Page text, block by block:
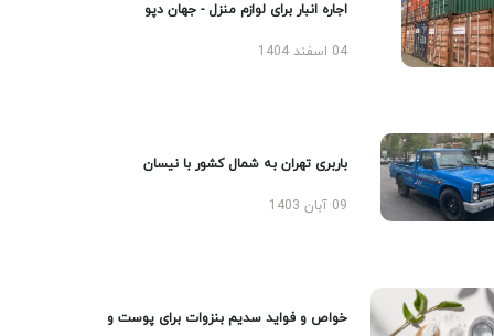
اجاره انبار برای لوازم منزل - جهان دپو
04 اسفند 1404
باربری تهران به شمال کشور با نیسان
09 آبان 1403
خواص و فواید سدیم بنزوات برای پوست و